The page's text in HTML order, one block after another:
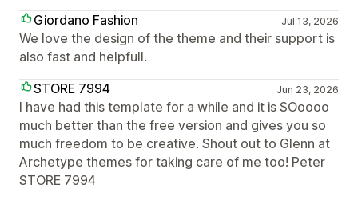
Giordano Fashion
Jul 13, 2026
We love the design of the theme and their support is
also fast and helpfull.
STORE 7994
Jun 23, 2026
I have had this template for a while and it is SOoooo
much better than the free version and gives you so
much freedom to be creative. Shout out to Glenn at
Archetype themes for taking care of me too! Peter
STORE 7994